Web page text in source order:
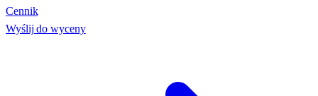
Cennik
Wyślij do wyceny